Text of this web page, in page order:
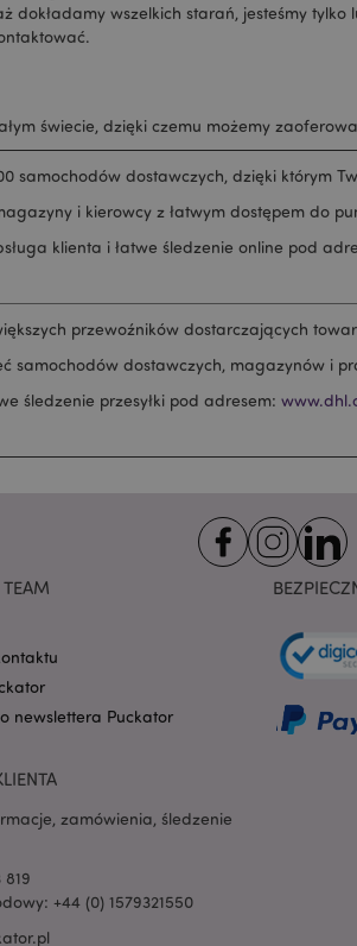
dokładamy wszelkich starań, jesteśmy
świecie, dzięki czemu możemy
samochodów dostawczych, dzięki którym
i kierowcy z łatwym dostępem do
klienta i łatwe śledzenie online pod
przewoźników dostarczających
samochodów dostawczych, magazynów i
śledzenie przesyłki pod adresem:
TEAM
newslettera Puckator
zamówienia, śledzenie
+44 (0) 1579321550
Adobe Inc.
www.puckator.pl
1 dzień
Adobe Inc.
www.puckator.pl
Adobe Inc.
www.puckator.pl
1 dzień
www.puckator.pl
godzin
www.puckator.pl
godzin
Google LLC